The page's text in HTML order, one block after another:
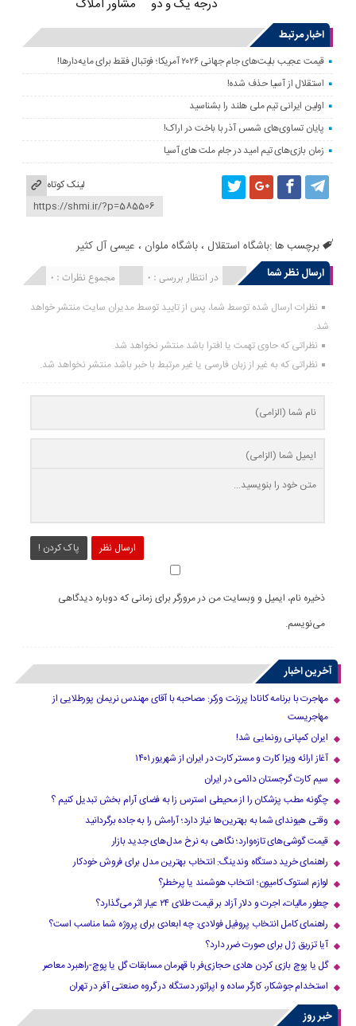
درجه یک و دو مشاور املاک
اخبار مرتبط
قیمت عجیب بلیت‌های جام جهانی ۲۰۲۶ آمریکا؛ فوتبال فقط برای مایه‌دارها!
استقلال از آسیا حذف شده!
اولین ایرانی تیم ملی هلند را بشناسید
پایان تساوی‌های شمس آذر با باخت در اراک!
زمان بازی‌های تیم امید در جام ملت های آسیا
لینک کوتاه
برچسب ها :باشگاه استقلال ،باشگاه ملوان ، عیسی آل کثیر
ارسال نظر شما
مجموع نظرات : 0 در انتظار بررسی : 0 انتشار یافته : 0
نظرات ارسال شده توسط شما، پس از تایید توسط مدیران سایت منتشر خواهد
شد.
نظراتی که حاوی تهمت یا افترا باشد منتشر نخواهد شد.
نظراتی که به غیر از زبان فارسی یا غیر مرتبط با خبر باشد منتشر نخواهد شد.
ارسال نظر پاک کردن !
ذخیره نام، ایمیل و وبسایت من در مرورگر برای زمانی که دوباره دیدگاهی
می‌نویسم.
آخرین اخبار
مهاجرت با برنامه کانادا پرزنت ورکر: مصاحبه با آقای مهندس نریمان پورطلایی از
مهاجریست
ایران کمپانی رونمایی شد!
آغاز ارائه ویزا کارت و مستر کارت در ایران از شهریور ۱۴۰۱
سیم کارت گرجستان دائمی در ایران
چگونه مطب پزشکان را از محیطی استرس زا به فضای آرام بخش تبدیل کنیم ؟
وقتی هیوندای شما به بهترین‌ها نیاز دارد؛ آرامش را به جاده برگردانید
قیمت گوشی‌های تازه‌وارد؛ نگاهی به نرخ مدل‌های جدید بازار
راهنمای خرید دستگاه وندینگ: انتخاب بهترین مدل برای فروش خودکار
لوازم استوک کامیون؛ انتخاب هوشمند یا پرخطر؟
چطور مالیات، اجرت و دلار آزاد بر قیمت طلای ۲۴ عیار اثر می‌گذارد؟
راهنمای کامل انتخاب پروفیل فولادی: چه ابعادی برای پروژه شما مناسب است؟
آیا تزریق ژل برای صورت ضرر دارد​؟
گل یا پوچ بازی کردن هادی حجازی‌فر با قهرمان مسابقات گل یا پوچ-راهبرد معاصر
استخدام جوشکار، کارگر ساده و اپراتور دستگاه در گروه صنعتی آفر در تهران
خبر روز